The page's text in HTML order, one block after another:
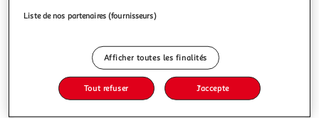
Caractéristiques
Liste de nos partenaires (fournisseurs)
Afficher toutes les finalités
Tout refuser J'accepte